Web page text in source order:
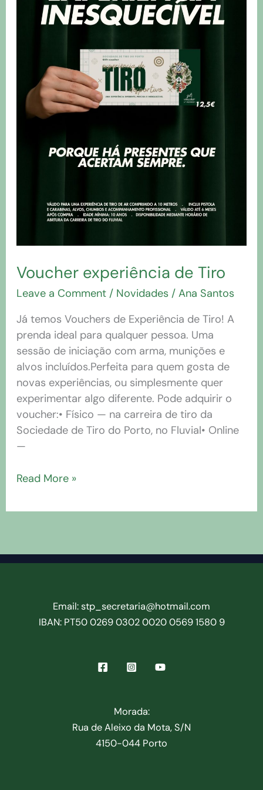
Voucher experiência de Tiro
Leave a Comment / Novidades /Ana Santos
Já temos Vouchers de Experiência de Tiro! A
prenda ideal para qualquer pessoa. Uma
sessão de iniciação com arma, munições e
alvos incluídos.Perfeita para quem gosta de
novas experiências, ou simplesmente quer
experimentar algo diferente. Pode adquirir o
voucher:• Físico — na carreira de tiro da
Sociedade de Tiro do Porto, no Fluvial• Online
—
Read More »
Email: stp_secretaria@hotmail.com
IBAN: PT50 0269 0302 0020 0569 1580 9
Morada:
Rua de Aleixo da Mota, S/N
4150-044 Porto